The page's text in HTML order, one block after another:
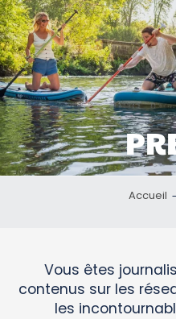
Accueil
Vous êtes
contenus sur les
les